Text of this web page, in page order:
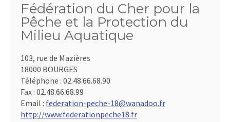
Fédération du Cher pour la
Pêche et la Protection du
Milieu Aquatique
103, rue de Mazières
18000 BOURGES
Téléphone : 02.48.66.68.90
Fax : 02.48.66.68.99
Email : federation-peche-18@wanadoo.fr
http://www.federationpeche18.fr